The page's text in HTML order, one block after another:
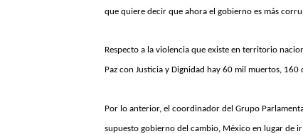
que quiere decir que ahora el gobierno es más
Respecto a la violencia que existe en territorio
Paz con Justicia y Dignidad hay 60 mil muertos, 160
Por lo anterior, el coordinador del Grupo
supuesto gobierno del cambio, México en lugar de